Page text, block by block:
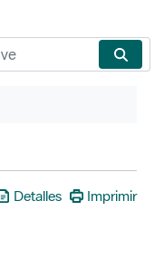
Detalles Imprimir